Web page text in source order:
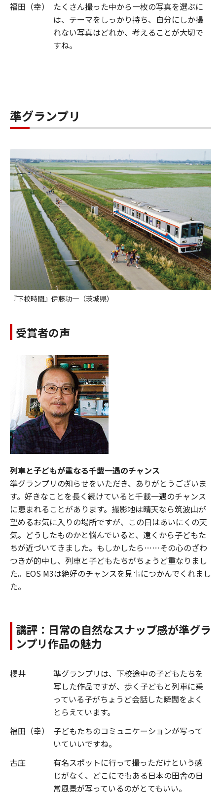
福田（幸）
たくさん撮った中から一枚の写真を選ぶに
は、テーマをしっかり持ち、自分にしか撮
れない写真はどれか、考えることが大切で
すね。
準グランプリ
『下校時間』伊藤功一（茨城県）
受賞者の声
列車と子どもが重なる千載一遇のチャンス
準グランプリの知らせをいただき、ありがとうございま
す。好きなことを長く続けていると千載一遇のチャンス
に恵まれることがあります。撮影地は晴天なら筑波山が
望めるお気に入りの場所ですが、この日はあいにくの天
気。どうしたものかと悩んでいると、遠くから子どもた
ちが近づいてきました。もしかしたら……その心のざわ
つきが的中し、列車と子どもたちがちょうど重なりまし
た。EOS M3は絶好のチャンスを見事につかんでくれまし
た。
講評：日常の自然なスナップ感が準グラ
ンプリ作品の魅力
櫻井
準グランプリは、下校途中の子どもたちを
写した作品ですが、歩く子どもと列車に乗
っている子がちょうど会話した瞬間をよく
とらえています。
福田（幸）
子どもたちのコミュニケーションが写って
いていいですね。
古庄
有名スポットに行って撮っただけという感
じがなく、どこにでもある日本の田舎の日
常風景が写っているのがとてもいい。